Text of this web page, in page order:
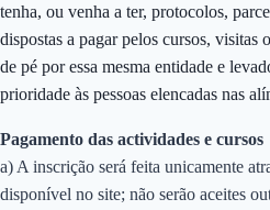
tenha, ou venha a ter, protocolos,
dispostas a pagar pelos cursos, visitas
de pé por essa mesma entidade e
prioridade às pessoas elencadas nas
Pagamento das actividades e cursos
a) A inscrição será feita unicamente
disponível no site; não serão aceites